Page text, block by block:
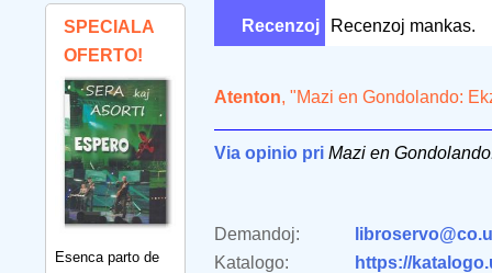
SPECIALA
OFERTO!
Esenca parto de
Recenzoj Recenzoj mankas.
Atenton, "Mazi en Gondolando:
Via opinio pri Mazi en
Demandoj:
Katalogo:
https://